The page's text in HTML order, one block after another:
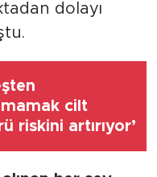
dolayı
cilt
riskini artırıyor’